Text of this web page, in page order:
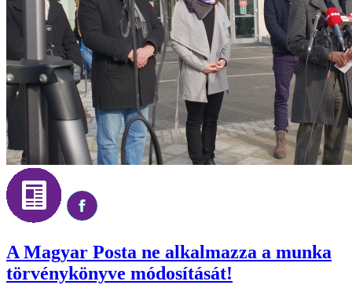
A Magyar Posta ne alkalmazza a munka
törvénykönyve módosítását!